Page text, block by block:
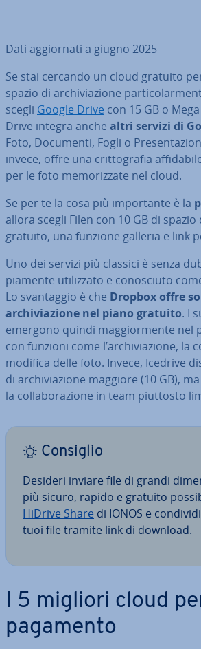
Dati ag­gior­na­ti a giugno 2025
Se stai cercando un cloud gratuito
spazio di ar­chi­via­zio­ne
scegli Google Drive con 15 GB o
Drive integra anche altri servizi di
Foto, Documenti, Fogli o
invece, offre una crit­to­gra­fia
per le foto me­mo­riz­za­te nel cloud.
Se per te la cosa più im­por­tan­te è la
allora scegli Filen con 10 GB di
gratuito, una funzione galleria e link
Uno dei servizi più classici è senza
pia­men­te uti­liz­za­to e co­no­sciu­to
Lo svan­tag­gio è che Dropbox offre
ar­chi­via­zio­ne nel piano gratuito. I
emergono quindi mag­gior­men­te nel
con funzioni come l’ar­chi­via­zio­ne, la
modifica delle foto. Invece, Icedrive
di ar­chi­via­zio­ne maggiore (10 GB),
la col­la­bo­ra­zio­ne in team piuttosto
Consiglio
Desideri inviare file di grandi
più sicuro, rapido e gratuito
HiDrive Share di IONOS e
tuoi file tramite link di download.
I 5 migliori cloud
pagamento